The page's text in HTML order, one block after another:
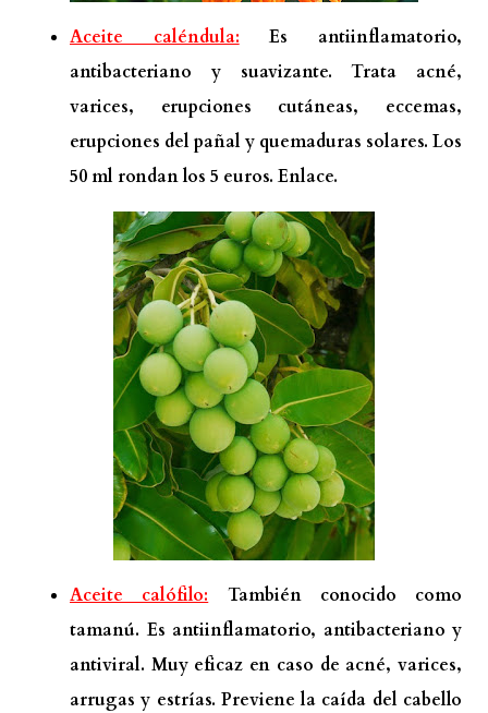
Aceite caléndula: Es antiinflamatorio,
antibacteriano y suavizante. Trata acné,
varices, erupciones cutáneas, eccemas,
erupciones del pañal y quemaduras solares. Los
50 ml rondan los 5 euros. Enlace.
Aceite calófilo: También conocido como
tamanú. Es antiinflamatorio, antibacteriano y
antiviral. Muy eficaz en caso de acné, varices,
arrugas y estrías. Previene la caída del cabello